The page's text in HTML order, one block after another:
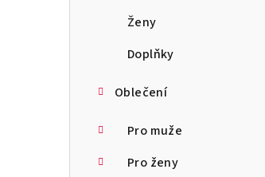
Ženy
Doplňky
Oblečení
Pro muže
Pro ženy